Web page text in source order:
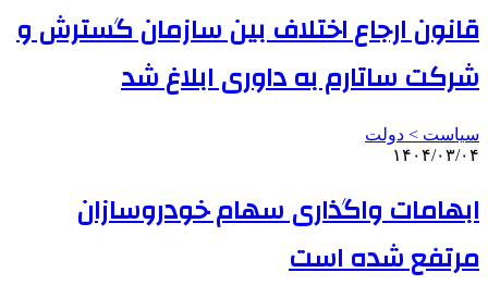
قانون ارجاع اختلاف بین سازمان گسترش و
شرکت ساتارم به داوری ابلاغ شد
سیاست > دولت
۱۴۰۴/۰۳/۰۴
ابهامات واگذاری سهام خودروسازان
مرتفع شده است